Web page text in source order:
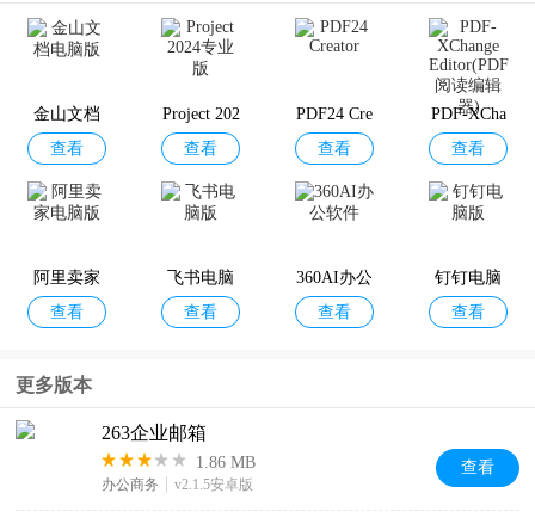
金山文档
电脑版
查看
Project 202
4专业版
查看
PDF24 Cre
ator
查看
PDF-XCha
nge Editor
(PDF阅读
编辑器)
查看
阿里卖家
电脑版
查看
飞书电脑
版
查看
360AI办公
软件
查看
钉钉电脑
版
查看
更多版本
263企业邮箱
1.86 MB
办公商务 v2.1.5安卓版
查看